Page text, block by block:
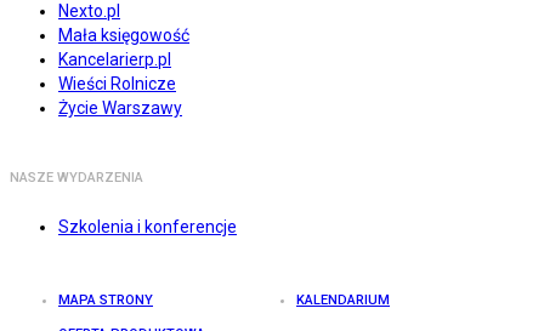
Nexto.pl
Mała księgowość
Kancelarierp.pl
Wieści Rolnicze
Życie Warszawy
NASZE WYDARZENIA
Szkolenia i konferencje
MAPA STRONY KALENDARIUM